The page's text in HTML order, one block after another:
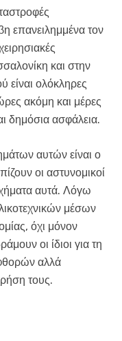
επανειλημμένα τον
και στην
είναι ολόκληρες
ακόμη και μέρες
δημόσια ασφάλεια.
αυτών είναι ο
οι αστυνομικοί
αυτά. Λόγω
μέσων
όχι μόνον
οι ίδιοι για τη
αλλά
τους.